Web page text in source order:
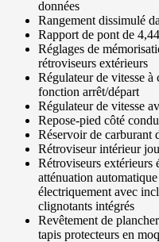
données
Rangement dissimulé
Rapport de pont de 4,44
Réglages de
rétroviseurs extérieurs
Régulateur de vitesse
fonction arrêt/départ
Régulateur de vitesse
Repose-pied côté
Réservoir de carburant
Rétroviseur intérieur
Rétroviseurs extérieurs
atténuation
électriquement avec
clignotants intégrés
Revêtement de
tapis protecteurs en